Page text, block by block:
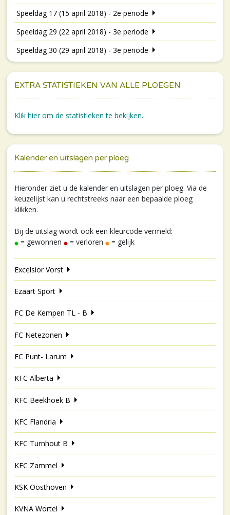
Speeldag 17 (15 april 2018) - 2e periode
Speeldag 29 (22 april 2018) - 3e periode
Speeldag 30 (29 april 2018) - 3e periode
EXTRA STATISTIEKEN VAN ALLE PLOEGEN
Klik hier om de statistieken te bekijken.
Kalender en uitslagen per ploeg
Hieronder ziet u de kalender en uitslagen per ploeg. Via de
keuzelijst kan u rechtstreeks naar een bepaalde ploeg
klikken.
Bij de uitslag wordt ook een kleurcode vermeld:
= gewonnen
= verloren = gelijk
Excelsior Vorst
Ezaart Sport
FC De Kempen TL - B
FC Netezonen
FC Punt- Larum
KFC Alberta
KFC Beekhoek B
KFC Flandria
KFC Turnhout B
KFC Zammel
KSK Oosthoven
KVNA Wortel